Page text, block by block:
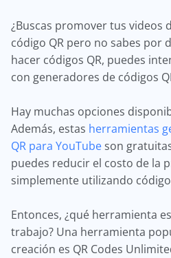
¿Buscas promover tus videos
código QR pero no sabes por
hacer códigos QR, puedes
con generadores de códigos
Hay muchas opciones
Además, estas herramientas
QR para YouTube son
puedes reducir el costo de la
simplemente utilizando
Entonces, ¿qué herramienta
trabajo? Una herramienta
creación es QR Codes